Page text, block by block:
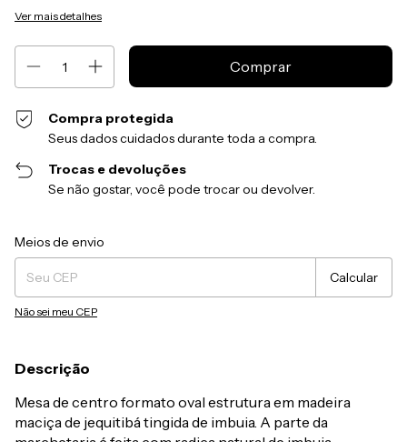
Ver mais detalhes
Compra protegida
Seus dados cuidados durante toda a compra.
Trocas e devoluções
Se não gostar, você pode trocar ou devolver.
Entregas para o CEP:
Meios de envio
Calcular
Não sei meu CEP
Descrição
Mesa de centro formato oval estrutura em madeira
maciça de jequitibá tingida de imbuia. A parte da